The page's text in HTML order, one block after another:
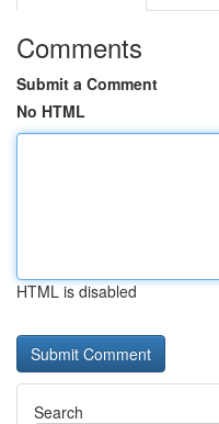
Comments
Submit a Comment
No HTML
HTML is disabled
Search